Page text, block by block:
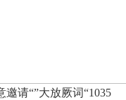
请“”大放厥词“1035